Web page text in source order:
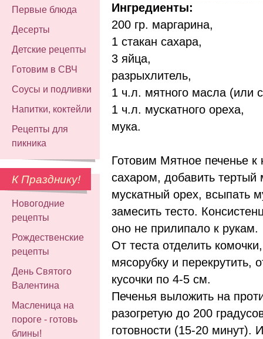
Первые блюда
Десерты
Детские рецепты
Готовим в СВЧ
Соусы и подливки
Напитки, коктейли
Рецепты для
пикника
К Празднику!
Новогодние
рецепты
Рождественские
рецепты
День Святого
Валентина
Масленица на
пороге - готовь
блины!
Ингредиенты:
200 гр. маргарина,
1 стакан сахара,
3 яйца,
разрыхлитель,
1 ч.л. мятного масла (или
1 ч.л. мускатного ореха,
мука.
Готовим Мятное печенье к
сахаром, добавить
мускатный орех, всыпать
замесить тесто.
оно не прилипало к рукам.
От теста отделить
мясорубку и перекрутить,
кусочки по 4-5 см.
Печенья выложить на
разогретую до 200
готовности (15-20 минут).